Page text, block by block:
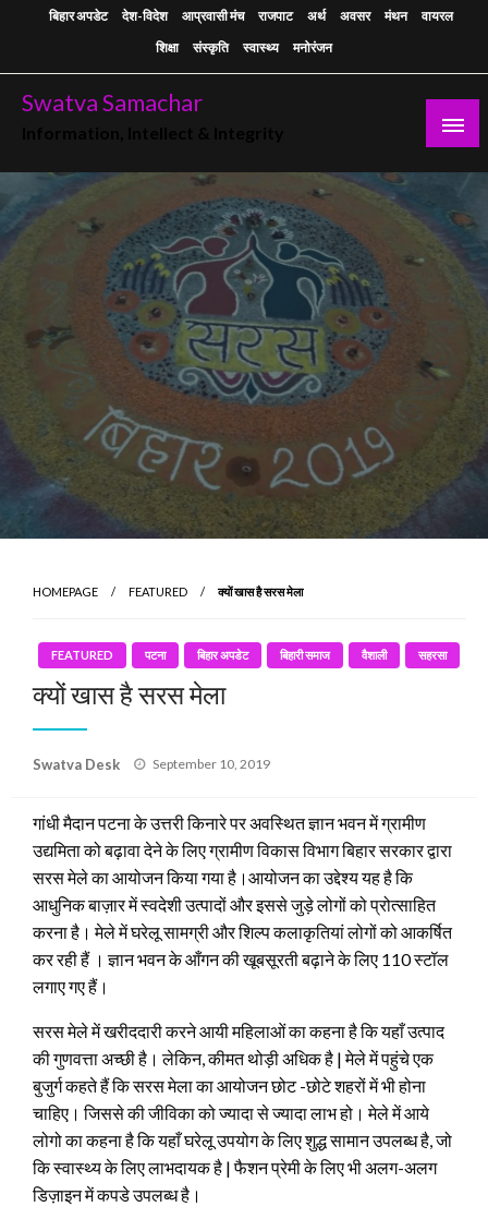
बिहार अपडेट देश-विदेश आप्रवासी मंच राजपाट अर्थ अवसर मंथन
वायरल
शिक्षा
संस्कृति स्वास्थ्य मनोरंजन
Swatva Samachar
HOMEPAGE FEATURED क्यों खास है सरस मेला
FEATURED पटना बिहार अपडेट बिहारी समाज वैशाली सहरसा
क्यों खास है सरस मेला
Swatva Desk
Posted
September 10, 2019
गांधी मैदान पटना के उत्तरी किनारे पर अवस्थित ज्ञान भवन में ग्रामीण
उद्यमिता को बढ़ावा देने के लिए ग्रामीण विकास विभाग बिहार सरकार द्वारा
सरस मेले का आयोजन किया गया है।आयोजन का उद्देश्य यह है कि
आधुनिक बाज़ार में स्वदेशी उत्पादों और इससे जुड़े लोगों को प्रोत्साहित
करना है। मेले में घरेलू सामग्री और शिल्प कलाकृतियां लोगों को आकर्षित
कर रही हैं । ज्ञान भवन के आँगन की खूबसूरती बढ़ाने के लिए 110 स्टॉल
लगाए गए हैं।
सरस मेले में खरीददारी करने आयी महिलाओं का कहना है कि यहाँ उत्पाद
की गुणवत्ता अच्छी है। लेकिन, कीमत थोड़ी अधिक है | मेले में पहुंचे एक
बुजुर्ग कहते हैं कि सरस मेला का आयोजन छोट -छोटे शहरों में भी होना
चाहिए। जिससे की जीविका को ज्यादा से ज्यादा लाभ हो। मेले में आये
लोगो का कहना है कि यहाँ घरेलू उपयोग के लिए शुद्ध सामान उपलब्ध है, जो
कि स्वास्थ्य के लिए लाभदायक है | फैशन प्रेमी के लिए भी अलग-अलग
डिज़ाइन में कपडे उपलब्ध है।